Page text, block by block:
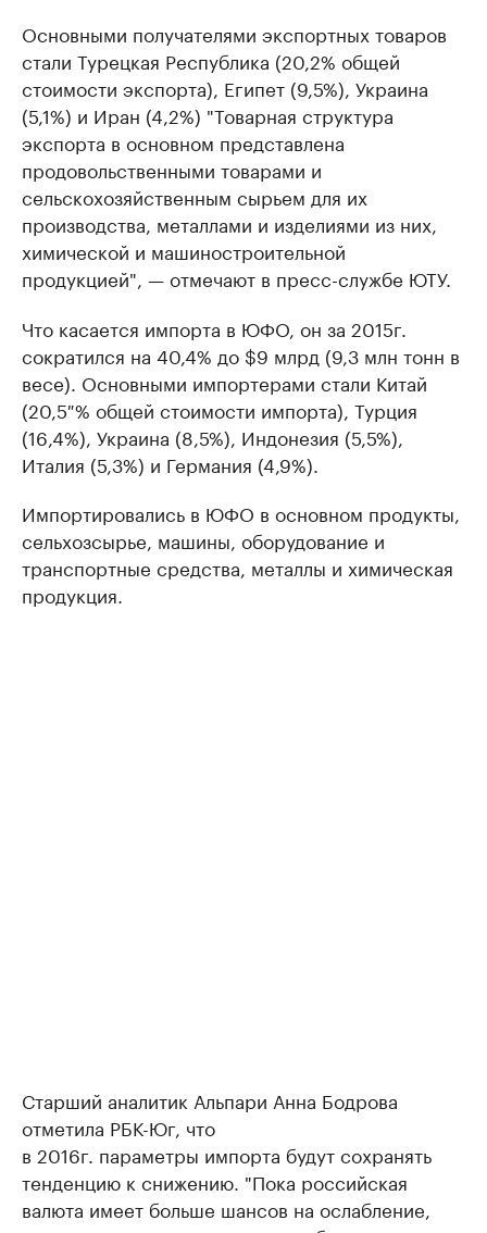
Основными получателями экспортных товаров
стали Турецкая Республика (20,2% общей
стоимости экспорта), Египет (9,5%), Украина
(5,1%) и Иран (4,2%) "Товарная структура
экспорта в основном представлена
продовольственными товарами и
сельскохозяйственным сырьем для их
производства, металлами и изделиями из них,
химической и машиностроительной
продукцией", — отмечают в пресс-службе ЮТУ.
Что касается импорта в ЮФО, он за 2015г.
сократился на 40,4% до $9 млрд (9,3 млн тонн в
весе). Основными импортерами стали Китай
(20,5 % общей стоимости импорта), Турция
(16,4%), Украина (8,5%), Индонезия (5,5%),
Италия (5,3%) и Германия (4,9%).
Импортировались в ЮФО в основном продукты,
сельхозсырье, машины, оборудование и
транспортные средства, металлы и химическая
продукция.
Старший аналитик Альпари Анна Бодрова
отметила РБК-Юг, что
в 2016г. параметры импорта будут сохранять
тенденцию к снижению. "Пока российская
валюта имеет больше шансов на ослабление,